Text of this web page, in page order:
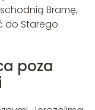
Bramę,
do Starego
poza